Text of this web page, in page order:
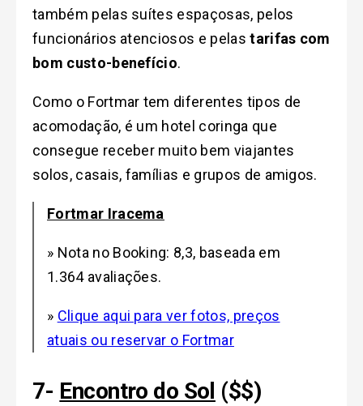
também pelas suítes espaçosas, pelos
funcionários atenciosos e pelastarifas com
bom custo-benefício.
Como o Fortmar tem diferentes tipos de
acomodação, é um hotel coringa que
consegue receber muito bem viajantes
solos, casais, famílias e grupos de amigos.
Fortmar Iracema
» Nota no Booking: 8,3, baseada em
1.364 avaliações.
» Clique aqui para ver fotos, preços
atuais ou reservar o Fortmar
7- Encontro do Sol ($$)